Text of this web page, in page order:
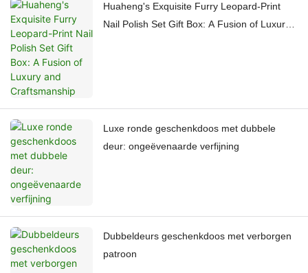
Huaheng's Exquisite Furry Leopard-Print
Nail Polish Set Gift Box: A Fusion of Luxury
Luxe ronde geschenkdoos met dubbele
deur: ongeëvenaarde verfijning
Dubbeldeurs geschenkdoos met verborgen
patroon